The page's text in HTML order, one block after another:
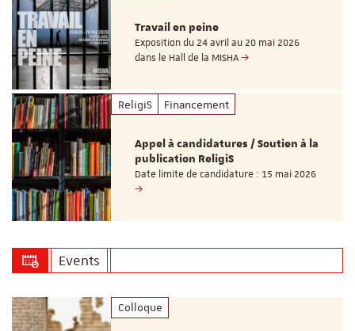
Travail en peine
Exposition du 24 avril au 20 mai 2026
dans le Hall de la MISHA
ReligiS Financement
Appel à candidatures / Soutien à la
publication ReligiS
Date limite de candidature : 15 mai 2026
Events
Colloque